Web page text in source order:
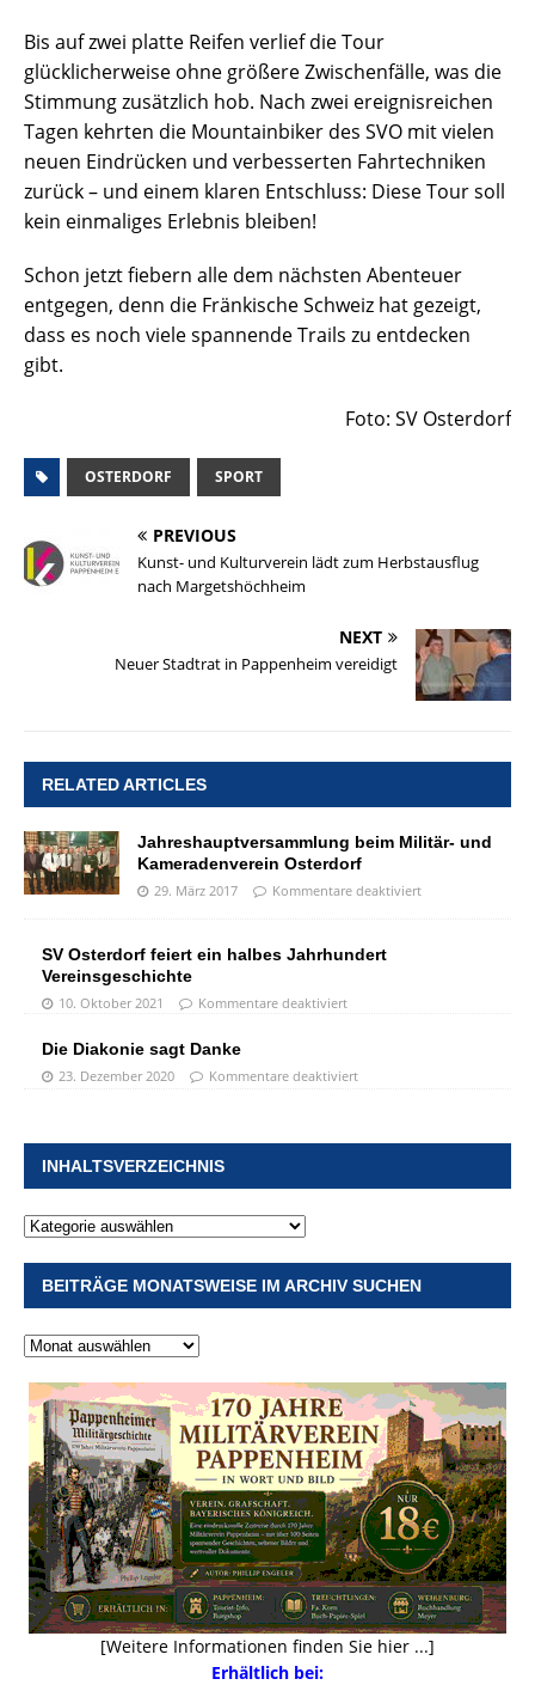
Bis auf zwei platte Reifen verlief die Tour
glücklicherweise ohne größere Zwischenfälle, was die
Stimmung zusätzlich hob. Nach zwei ereignisreichen
Tagen kehrten die Mountainbiker des SVO mit vielen
neuen Eindrücken und verbesserten Fahrtechniken
zurück – und einem klaren Entschluss: Diese Tour soll
kein einmaliges Erlebnis bleiben!
Schon jetzt fiebern alle dem nächsten Abenteuer
entgegen, denn die Fränkische Schweiz hat gezeigt,
dass es noch viele spannende Trails zu entdecken
gibt.
Foto: SV Osterdorf
OSTERDORF SPORT
PREVIOUS
Kunst- und Kulturverein lädt zum Herbstausflug
nach Margetshöchheim
NEXT
Neuer Stadtrat in Pappenheim vereidigt
RELATED ARTICLES
Jahreshauptversammlung beim Militär- und
Kameradenverein Osterdorf
29. März 2017 Kommentare deaktiviert
SV Osterdorf feiert ein halbes Jahrhundert
Vereinsgeschichte
10. Oktober 2021 Kommentare deaktiviert
Die Diakonie sagt Danke
23. Dezember 2020 Kommentare deaktiviert
INHALTSVERZEICHNIS
BEITRÄGE MONATSWEISE IM ARCHIV SUCHEN
[Weitere Informationen finden Sie hier ...]
Erhältlich bei: